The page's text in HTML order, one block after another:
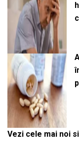
Vezi cele mai noi